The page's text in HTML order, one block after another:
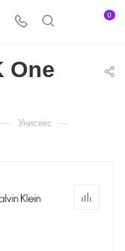
0
One
— Унисекс —